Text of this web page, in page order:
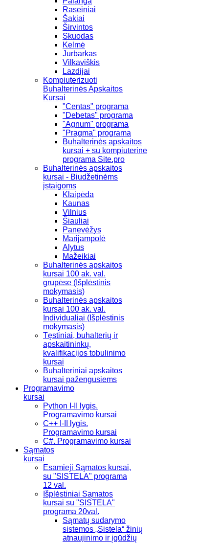
Raseiniai
Šakiai
Širvintos
Skuodas
Kelmė
Jurbarkas
Vilkaviškis
Lazdijai
Kompiuterizuoti
Buhalterinės Apskaitos
Kursai
"Centas" programa
"Debetas" programa
"Agnum" programa
"Pragma" programa
Buhalterinės apskaitos
kursai + su kompiuterine
programa Site.pro
Buhalterinės apskaitos
kursai - Biudžetinėms
įstaigoms
Klaipėda
Kaunas
Vilnius
Šiauliai
Panevėžys
Marijampolė
Alytus
Mažeikiai
Buhalterinės apskaitos
kursai 100 ak. val.
grupėse (Išplėstinis
mokymasis)
Buhalterinės apskaitos
kursai 100 ak. val.
Individualiai (Išplėstinis
mokymasis)
Tęstiniai, buhalterių ir
apskaitininkų,
kvalifikacijos tobulinimo
kursai
Buhalteriniai apskaitos
kursai pažengusiems
Programavimo
kursai
Python I-II lygis.
Programavimo kursai
C++ I-II lygis.
Programavimo kursai
C#. Programavimo kursai
Sąmatos
kursai
Esamieji Sąmatos kursai,
su "SISTELA" programa
12 val.
Išplėstiniai Sąmatos
kursai su "SISTELA"
programa 20val.
Sąmatų sudarymo
sistemos „Sistela“ žinių
atnaujinimo ir įgūdžių